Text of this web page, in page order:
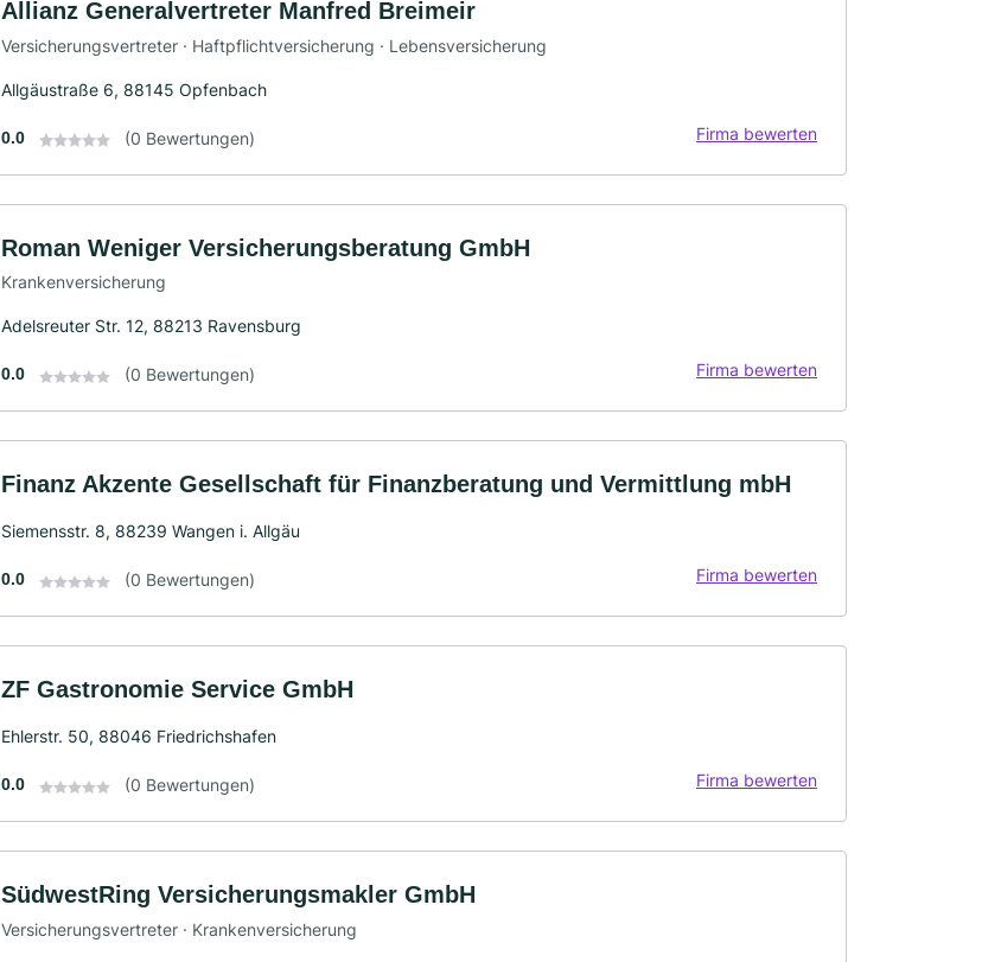
Allianz Generalvertreter Manfred Breimeir
Versicherungsvertreter · Haftpflichtversicherung · Lebensversicherung
Allgäustraße 6, 88145 Opfenbach
0.0 (0 Bewertungen) Firma bewerten
Roman Weniger Versicherungsberatung GmbH
Krankenversicherung
Adelsreuter Str. 12, 88213 Ravensburg
0.0 (0 Bewertungen) Firma bewerten
Finanz Akzente Gesellschaft für Finanzberatung und Vermittlung mbH
Siemensstr. 8, 88239 Wangen i. Allgäu
0.0 (0 Bewertungen) Firma bewerten
ZF Gastronomie Service GmbH
Ehlerstr. 50, 88046 Friedrichshafen
0.0 (0 Bewertungen) Firma bewerten
SüdwestRing Versicherungsmakler GmbH
Versicherungsvertreter · Krankenversicherung